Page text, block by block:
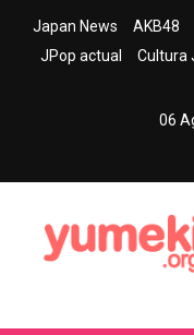
Japan News AKB48
JPop actual
Cultura
06